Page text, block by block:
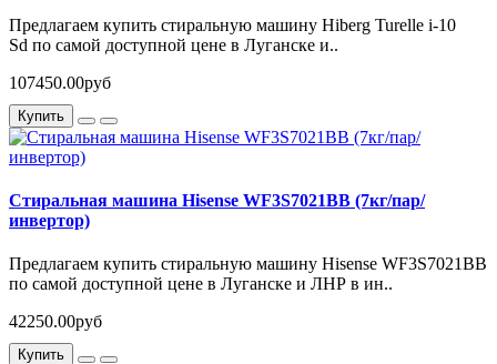
Предлагаем купить стиральную машину Hiberg Turelle i-10
Sd по самой доступной цене в Луганске и..
107450.00руб
Купить
Стиральная машина Hisense WF3S7021BB (7кг/пар/
инвертор)
Предлагаем купить стиральную машину Hisense WF3S7021BB
по самой доступной цене в Луганске и ЛНР в ин..
42250.00руб
Купить